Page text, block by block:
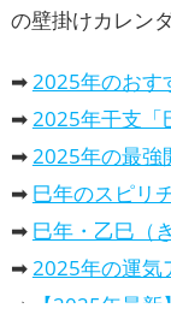
の壁掛けカレン
➡2025年のおす
➡2025年干支「巳年」
➡2025年の最強開運
➡ 巳年のスピリ
➡ 巳年・乙巳（きのと
➡2025年の運気
➡
【2025年最新】吉方位